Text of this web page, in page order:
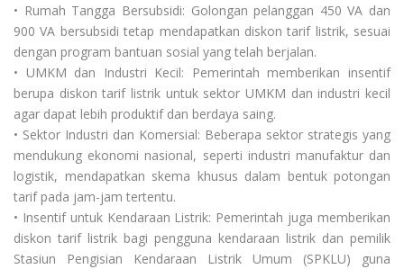
• Rumah Tangga Bersubsidi: Golongan pelanggan 450 VA dan
900 VA bersubsidi tetap mendapatkan diskon tarif listrik, sesuai
dengan program bantuan sosial yang telah berjalan.
• UMKM dan Industri Kecil: Pemerintah memberikan insentif
berupa diskon tarif listrik untuk sektor UMKM dan industri kecil
agar dapat lebih produktif dan berdaya saing.
• Sektor Industri dan Komersial: Beberapa sektor strategis yang
mendukung ekonomi nasional, seperti industri manufaktur dan
logistik, mendapatkan skema khusus dalam bentuk potongan
tarif pada jam-jam tertentu.
• Insentif untuk Kendaraan Listrik: Pemerintah juga memberikan
diskon tarif listrik bagi pengguna kendaraan listrik dan pemilik
Stasiun Pengisian Kendaraan Listrik Umum (SPKLU) guna